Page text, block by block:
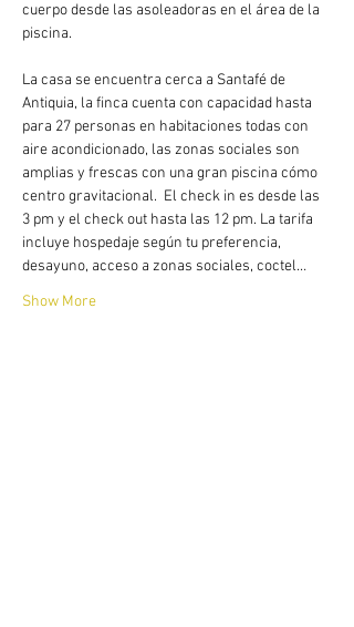
cuerpo desde las asoleadoras en el área de la
piscina.
La casa se encuentra cerca a Santafé de
Antiquia, la finca cuenta con capacidad hasta
para 27 personas en habitaciones todas con
aire acondicionado, las zonas sociales son
amplias y frescas con una gran piscina cómo
centro gravitacional.  El check in es desde las
3 pm y el check out hasta las 12 pm. La tarifa
incluye hospedaje según tu preferencia,
desayuno, acceso a zonas sociales, coctel…
Show More